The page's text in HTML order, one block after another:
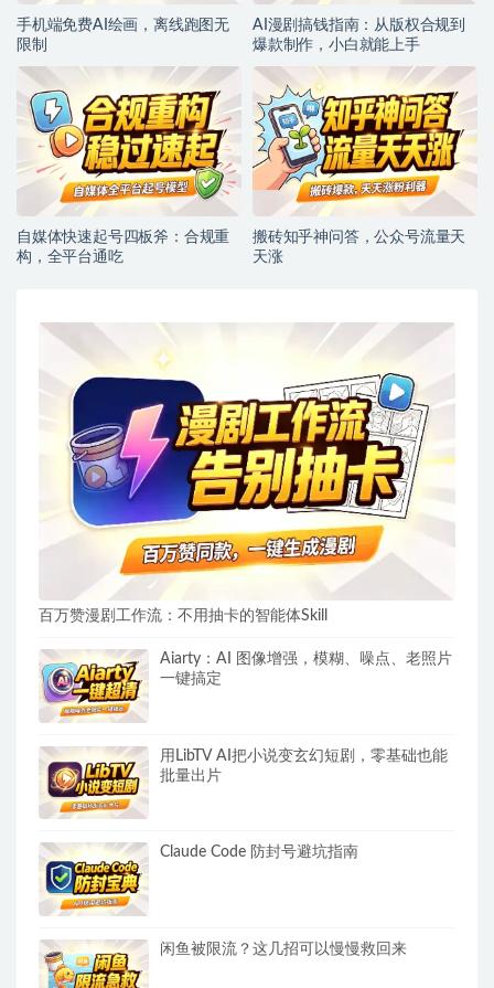
手机端免费AI绘画，离线跑图无
限制
AI漫剧搞钱指南：从版权合规到
爆款制作，小白就能上手
自媒体快速起号四板斧：合规重
构，全平台通吃
搬砖知乎神问答，公众号流量天
天涨
百万赞漫剧工作流：不用抽卡的智能体Skill
Aiarty：AI 图像增强，模糊、噪点、老照片
一键搞定
用LibTV AI把小说变玄幻短剧，零基础也能
批量出片
Claude Code 防封号避坑指南
闲鱼被限流？这几招可以慢慢救回来